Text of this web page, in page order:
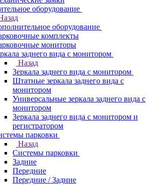
оборудование
оборудование
комплекты
мониторы
заднего вида с монитором
Назад
Зеркала заднего вида с монитором
Штатные зеркала заднего вида с
монитором
Универсальные зеркала заднего вида с
монитором
Зеркала заднего вида с монитором и
регистратором
парковки
Назад
Системы парковки
Задние
Передние
Передние / Задние